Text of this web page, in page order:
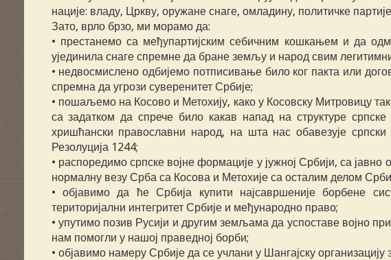
нације: владу, Цркву, оружане снаге, омладину, политичке
Зато, врло брзо, ми морамо да:
• престанемо са међупартијским себичним кошкањем и да
ујединила снаге спремне да бране земљу и народ свим
• недвосмислено одбијемо потписивање било ког пакта или
спремна да угрози суверенитет Србије;
• пошаљемо на Косово и Метохију, како у Косовску Митровицу
са задатком да спрече било какав напад на структуре
хришћански православни народ, на шта нас обавезује
Резолуција 1244;
• распоредимо српске војне формације у јужној Србији, са
нормалну везу Срба са Косова и Метохије са осталим делом
• објавимо да ће Србија купити најсавршеније борбене
територијални интегритет Србије и међународно право;
• упутимо позив Русији и другим земљама да успоставе војно
нам помогли у нашој праведној борби;
• објавимо намеру Србије да се учлани у Шангајску организацију